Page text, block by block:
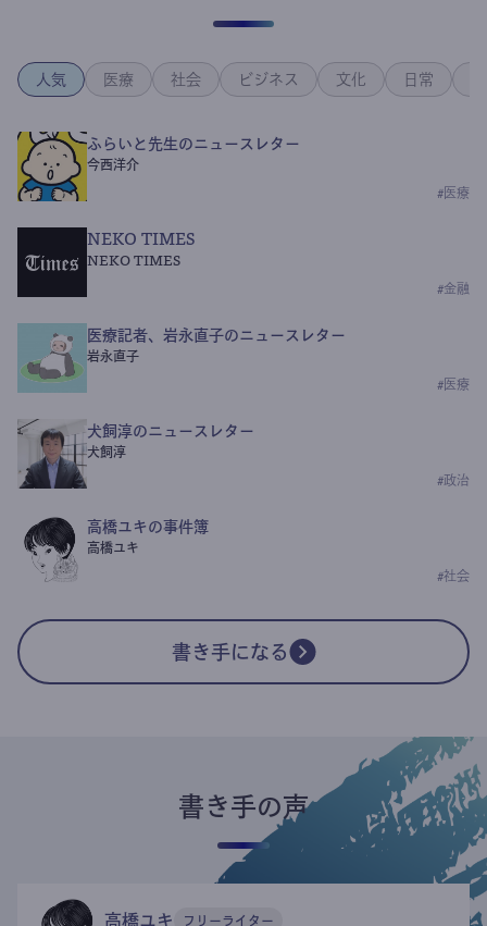
人気 医療 社会 ビジネス 文化 日常
ふらいと先生のニュースレター
今西洋介
# 医療
NEKO TIMES
NEKO TIMES
#金融
医療記者、岩永直子のニュースレター
岩永直子
# 医療
犬飼淳のニュースレター
犬飼淳
#政治
高橋ユキの事件簿
高橋ユキ
#社会
書き手になる
書き手の声
高橋ユキ フリーライター